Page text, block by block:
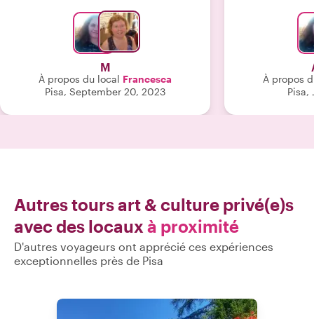
une visite historique chronologique
partageant des faits intéressants et
des sites remontant à travers les âges.
Il y avait un merveilleux équilibre de
faits historiques et d'anecdotes, le tout
raconté avec un enthousiasme
contagieux qui vous donnait envie
d'en savoir plus. Nous avons terminé
moi-même - apprenez un peu d'italien)
!"
M
À propos du local Francesca
Pisa, September 20, 2023
À propos
Pisa,
Autres tours art & culture privé(e)s
avec des locaux à proximité
D'autres voyageurs ont apprécié ces expériences
exceptionnelles près de Pisa